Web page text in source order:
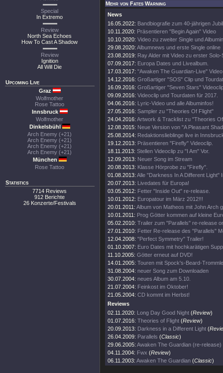
Special
In Extremo
Review
North Sea Echoes
How To Cast A Shadow
Review
Ignition
All Will Die
Upcoming Live
Graz
Wolfmother
Rose Tattoo
Innsbruck
Wolfmother
Dinkelsbühl
Arch Enemy (+21)
Arch Enemy (+21)
Arch Enemy (+21)
Arch Enemy (+21)
München
Rose Tattoo
Statistics
7714 Reviews
912 Berichte
26 Konzerte/Festivals
Mehr von Fates Warning
News
16.05.2022: Bandbiografie zum 40-jährigen
10.11.2020: Präsentieren "Begin Again" Video
10.10.2020: Video zu zweiter Single und
29.08.2020: Albumnews und erste Single online
23.08.2019: Ray Alder mit Video zu erster Solo-
07.09.2017: Europa Dates und Livealbum.
17.03.2017: "Awaken The Guardian-Live"
14.12.2016: Großartiger "SOS" Clip und
16.09.2016: Großartiger "Seven Stars"
09.09.2016: Videoclip und Tourdaten für 2017.
04.06.2016: Lyric-Video und alle Albuminfos!
27.05.2016: Sampler zu "Theories Of Flight"
24.04.2016: Artwork & Tracklist zu "Theories
12.08.2015: Neue Version von "A Pleasant
25.08.2014: Redaktionslieblinge live in
19.12.2013: Präsentieren "Firefly" Videoclip.
18.11.2013: Stellen Videoclip zu "I Am" Vor.
12.09.2013: Neuer Song im Stream
20.08.2013: Klasse Hörprobe zu "Firefly".
01.08.2013: Alle "Darkness In A Different Light"
20.07.2013: Livedates für Europa!
03.05.2012: Fetter "Inside Out" re-release.
10.01.2012: Europatour im März 2012!!!
20.01.2011: Album von Matheos mit John Arch
10.01.2011: Prog Götter kommen auf kleine
05.02.2010: Trailer zum "Parallels" re-release
27.01.2010: Fetter Re-release des "Parallels"
12.04.2008: "Perfect Symmetry" Trailer!
01.10.2007: Euro Dates mit hochkarätigen
11.10.2005: Götter erneut auf DVD!
14.01.2005: Touren mit Spock's-Beard-
31.08.2004: neuer Song zum Downloaden
30.07.2004: neues Album am 5.10.
21.07.2004: Feinkost im Oktober!
21.05.2004: CD kommt im Herbst!
Reviews
02.11.2020: Long Day Good Night (Review)
01.07.2016: Theories of Flight (Review)
20.09.2013: Darkness in a Different Light (
26.04.2009: Parallels (Classic)
29.06.2005: Awaken The Guardian (re-release)
04.11.2004: Fwx (Review)
06.11.2003: Awaken The Guardian (Classic)